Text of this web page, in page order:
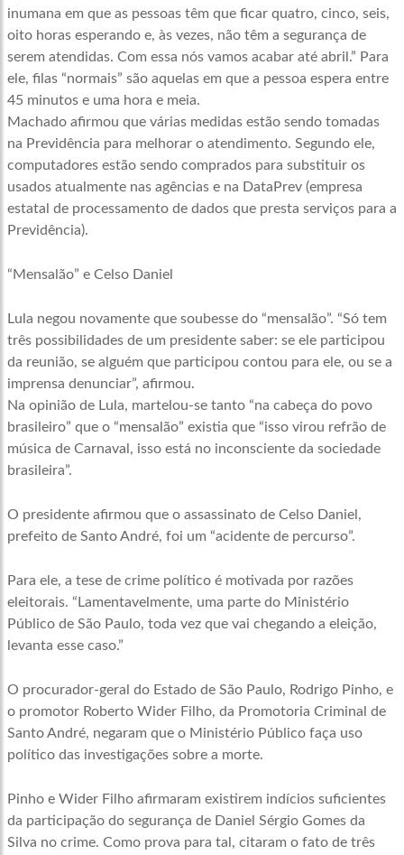
inumana em que as pessoas têm que ficar quatro, cinco, seis,
oito horas esperando e, às vezes, não têm a segurança de
serem atendidas. Com essa nós vamos acabar até abril.” Para
ele, filas “normais” são aquelas em que a pessoa espera entre
45 minutos e uma hora e meia.
Machado afirmou que várias medidas estão sendo tomadas
na Previdência para melhorar o atendimento. Segundo ele,
computadores estão sendo comprados para substituir os
usados atualmente nas agências e na DataPrev (empresa
estatal de processamento de dados que presta serviços para a
Previdência).
“Mensalão” e Celso Daniel
Lula negou novamente que soubesse do “mensalão”. “Só tem
três possibilidades de um presidente saber: se ele participou
da reunião, se alguém que participou contou para ele, ou se a
imprensa denunciar”, afirmou.
Na opinião de Lula, martelou-se tanto “na cabeça do povo
brasileiro” que o “mensalão” existia que “isso virou refrão de
música de Carnaval, isso está no inconsciente da sociedade
brasileira”.
O presidente afirmou que o assassinato de Celso Daniel,
prefeito de Santo André, foi um “acidente de percurso”.
Para ele, a tese de crime político é motivada por razões
eleitorais. “Lamentavelmente, uma parte do Ministério
Público de São Paulo, toda vez que vai chegando a eleição,
levanta esse caso.”
O procurador-geral do Estado de São Paulo, Rodrigo Pinho, e
o promotor Roberto Wider Filho, da Promotoria Criminal de
Santo André, negaram que o Ministério Público faça uso
político das investigações sobre a morte.
Pinho e Wider Filho afirmaram existirem indícios suficientes
da participação do segurança de Daniel Sérgio Gomes da
Silva no crime. Como prova para tal, citaram o fato de três